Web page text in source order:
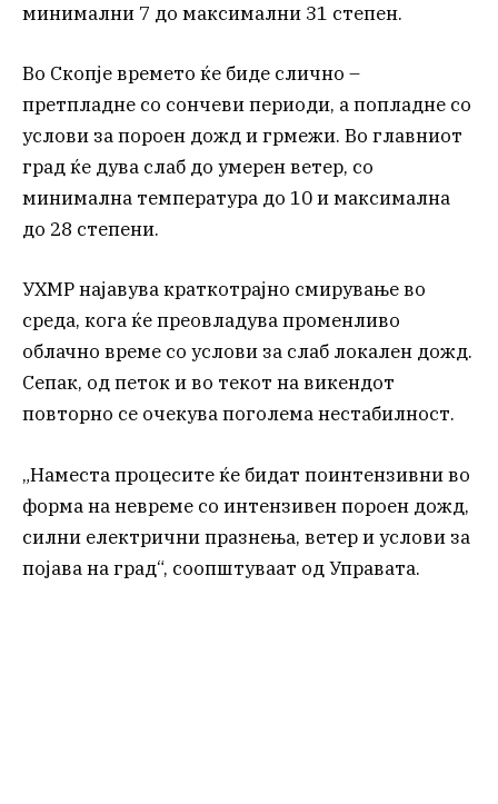
минимални 7 до максимални 31 степен.
Во Скопје времето ќе биде слично –
претпладне со сончеви периоди, а попладне со
услови за пороен дожд и грмежи. Во главниот
град ќе дува слаб до умерен ветер, со
минимална температура до 10 и максимална
до 28 степени.
УХМР најавува краткотрајно смирување во
среда, кога ќе преовладува променливо
облачно време со услови за слаб локален дожд.
Сепак, од петок и во текот на викендот
повторно се очекува поголема нестабилност.
„Наместа процесите ќе бидат поинтензивни во
форма на невреме со интензивен пороен дожд,
силни електрични празнења, ветер и услови за
појава на град“, соопштуваат од Управата.